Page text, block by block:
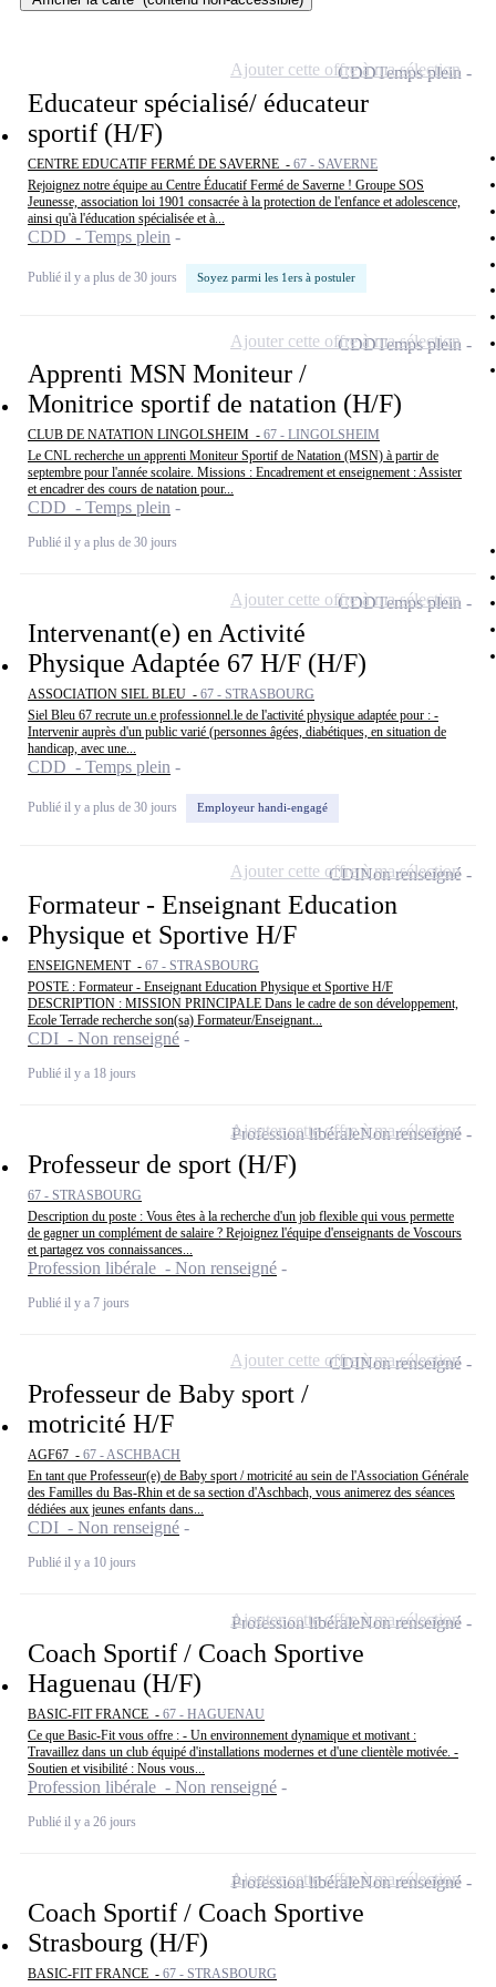
Educateur spécialisé/ éducateur
sportif (H/F)
CENTRE EDUCATIF FERMÉ DE SAVERNE - 67 - SAVERNE
Rejoignez notre équipe au Centre Éducatif Fermé de Saverne ! Groupe SOS
Jeunesse, association loi 1901 consacrée à la protection de l'enfance et adolescence,
ainsi qu'à l'éducation spécialisée et à...
CDD - Temps plein
Publié il y a plus de 30 jours Soyez parmi les 1ers à postuler
CDDTemps plein
Ajouter cette offre à ma sélection
Apprenti MSN Moniteur /
Monitrice sportif de natation (H/F)
CLUB DE NATATION LINGOLSHEIM - 67 - LINGOLSHEIM
Le CNL recherche un apprenti Moniteur Sportif de Natation (MSN) à partir de
septembre pour l'année scolaire. Missions : Encadrement et enseignement : Assister
et encadrer des cours de natation pour...
CDD - Temps plein
Publié il y a plus de 30 jours
CDDTemps plein
Ajouter cette offre à ma sélection
Intervenant(e) en Activité
Physique Adaptée 67 H/F (H/F)
ASSOCIATION SIEL BLEU - 67 - STRASBOURG
Siel Bleu 67 recrute un.e professionnel.le de l'activité physique adaptée pour : -
Intervenir auprès d'un public varié (personnes âgées, diabétiques, en situation de
handicap, avec une...
CDD - Temps plein
Publié il y a plus de 30 jours Employeur handi-engagé
CDDTemps plein
Ajouter cette offre à ma sélection
Formateur - Enseignant Education
Physique et Sportive H/F
ENSEIGNEMENT - 67 - STRASBOURG
POSTE : Formateur - Enseignant Education Physique et Sportive H/F
DESCRIPTION : MISSION PRINCIPALE Dans le cadre de son développement,
Ecole Terrade recherche son(sa) Formateur/Enseignant...
CDI - Non renseigné
Publié il y a 18 jours
CDINon renseigné
Ajouter cette offre à ma sélection
Professeur de sport (H/F)
67 - STRASBOURG
Description du poste : Vous êtes à la recherche d'un job flexible qui vous permette
de gagner un complément de salaire ? Rejoignez l'équipe d'enseignants de Voscours
et partagez vos connaissances...
Profession libérale - Non renseigné
Publié il y a 7 jours
Profession libéraleNon renseigné
Ajouter cette offre à ma sélection
Professeur de Baby sport /
motricité H/F
AGF67 - 67 - ASCHBACH
En tant que Professeur(e) de Baby sport / motricité au sein de l'Association Générale
des Familles du Bas-Rhin et de sa section d'Aschbach, vous animerez des séances
dédiées aux jeunes enfants dans...
CDI - Non renseigné
Publié il y a 10 jours
CDINon renseigné
Ajouter cette offre à ma sélection
Coach Sportif / Coach Sportive
Haguenau (H/F)
BASIC-FIT FRANCE - 67 - HAGUENAU
Ce que Basic-Fit vous offre : - Un environnement dynamique et motivant :
Travaillez dans un club équipé d'installations modernes et d'une clientèle motivée. -
Soutien et visibilité : Nous vous...
Profession libérale - Non renseigné
Publié il y a 26 jours
Profession libéraleNon renseigné
Ajouter cette offre à ma sélection
Coach Sportif / Coach Sportive
Strasbourg (H/F)
BASIC-FIT FRANCE - 67 - STRASBOURG
Profession libéraleNon renseigné
Ajouter cette offre à ma sélection